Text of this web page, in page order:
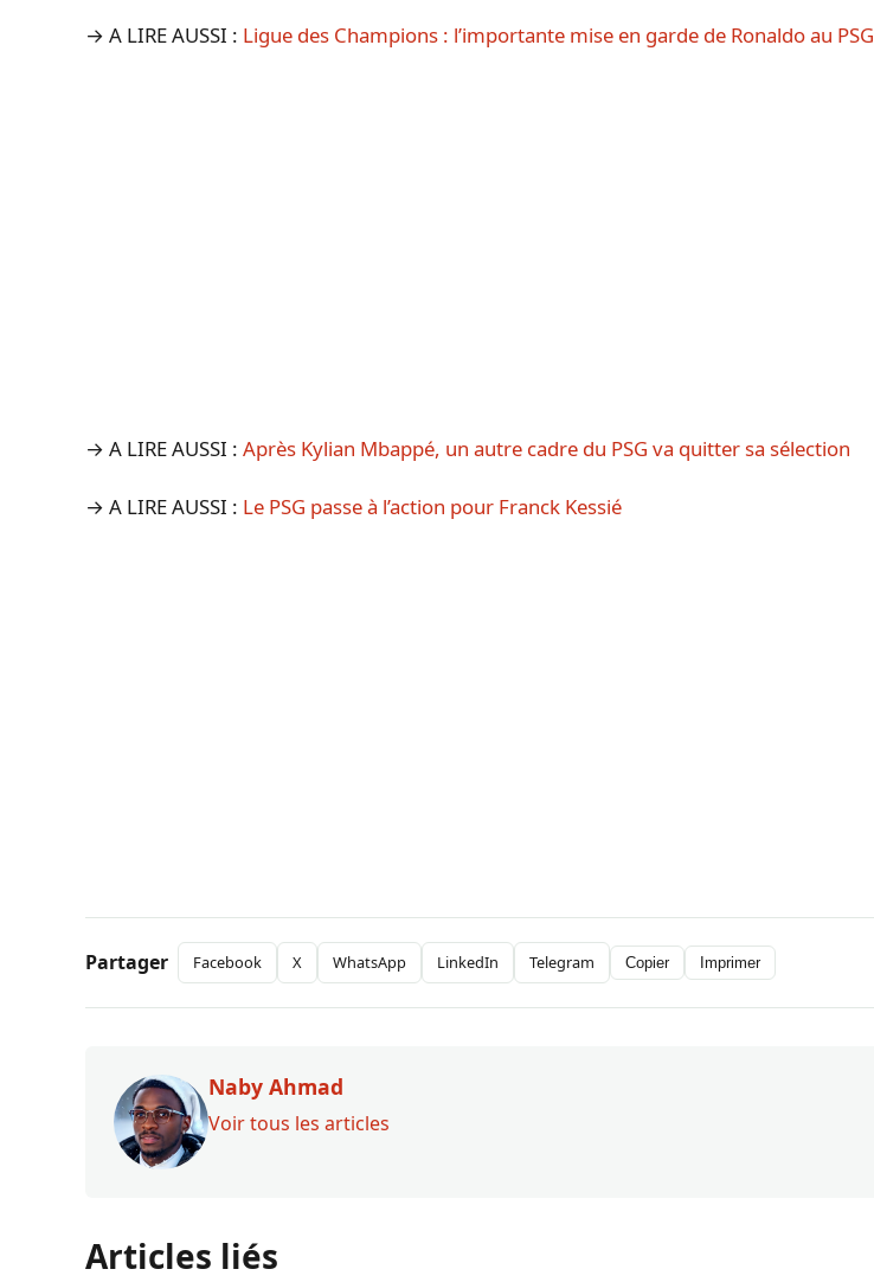
→ A LIRE AUSSI : Ligue des Champions : l’importante mise en garde de Ronaldo au PSG
→ A LIRE AUSSI : Après Kylian Mbappé, un autre cadre du PSG va quitter sa sélection
→ A LIRE AUSSI : Le PSG passe à l’action pour Franck Kessié
Partager Facebook X WhatsApp LinkedIn Telegram Copier Imprimer
Naby Ahmad
Voir tous les articles
Articles liés